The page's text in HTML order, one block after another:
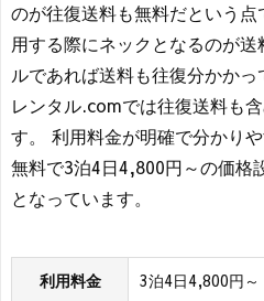
のが往復送料も無料だという
用する際にネックとなるのが
ルであれば送料も往復分かか
レンタル.comでは往復送料も
す。 利用料金が明確で分かり
無料で3泊4日4,800円～の価格
となっています。
利用料金 3泊4日4,800円～